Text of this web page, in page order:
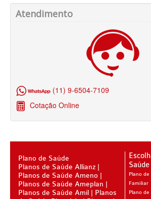
SÃO CRISTOVÃO PLANO DE SAÚDE FAMILIAR
STA CASA MAUÁ PLANO DE SAÚDE FAMILIAR
TOTAL MEDCARE PLANO DE SAÚDE FAMILIAR
TRASMONTANO PLANO DE SAÚDE FAMILIAR
CLASSES PLANO DE SAÚDE FAMILIAR
PLANO DE SAÚDE INFANTIL
AMIL PLANO DE SAÚDE INFANTIL
Atendimento
(11) 9-6504-7109
Cotação Online
Plano de Saúde
Planos de Saúde Allianz
Planos de Saúde Ameno
Planos de Saúde Ameplan
Planos de Saúde Amil
Planos
Saúde
Plano
Familiar
Plano